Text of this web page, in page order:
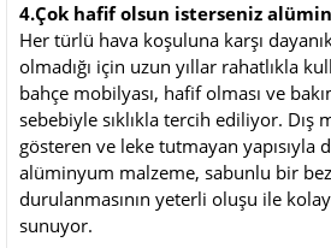
4.Çok hafif olsun isterseniz
Her türlü hava koşuluna karşı
olmadığı için uzun yıllar rahatlıkla
bahçe mobilyası, hafif olması ve
sebebiyle sıklıkla tercih ediliyor. Dış
gösteren ve leke tutmayan yapısıyla
alüminyum malzeme, sabunlu bir
durulanmasının yeterli oluşu ile
sunuyor.